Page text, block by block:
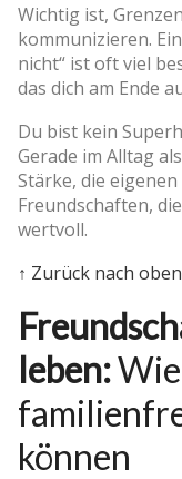
Wichtig ist,
kommunizieren.
nicht“ ist oft viel
das dich am Ende
Du bist kein
Gerade im Alltag
Stärke, die
Freundschaften,
wertvoll.
↑ Zurück nach oben
leben:
können